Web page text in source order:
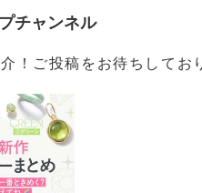
チャンネル
！ご投稿をお待ちしてお